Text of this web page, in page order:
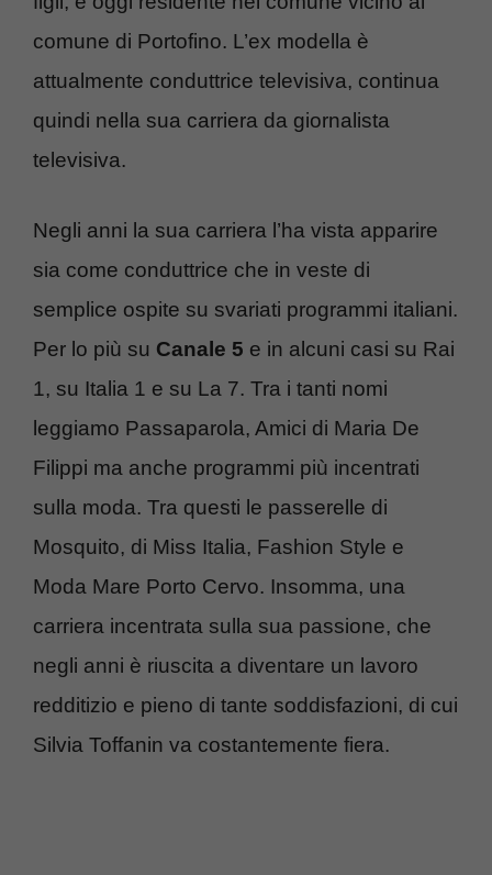
comune di Portofino. L’ex modella è
attualmente conduttrice televisiva, continua
quindi nella sua carriera da giornalista
televisiva.
Negli anni la sua carriera l’ha vista apparire
sia come conduttrice che in veste di
semplice ospite su svariati programmi italiani.
Per lo più su Canale 5 e in alcuni casi su Rai
1, su Italia 1 e su La 7. Tra i tanti nomi
leggiamo Passaparola, Amici di Maria De
Filippi ma anche programmi più incentrati
sulla moda. Tra questi le passerelle di
Mosquito, di Miss Italia, Fashion Style e
Moda Mare Porto Cervo. Insomma, una
carriera incentrata sulla sua passione, che
negli anni è riuscita a diventare un lavoro
redditizio e pieno di tante soddisfazioni, di cui
Silvia Toffanin va costantemente fiera.